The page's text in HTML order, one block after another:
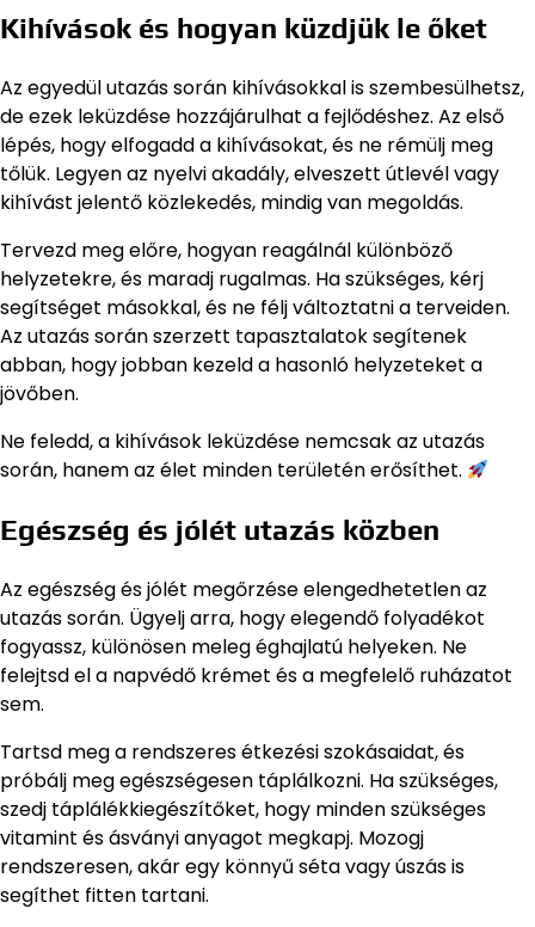
Kihívások és hogyan küzdjük le őket
Az egyedül utazás során kihívásokkal is szembesülhetsz,
de ezek leküzdése hozzájárulhat a fejlődéshez. Az első
lépés, hogy elfogadd a kihívásokat, és ne rémülj meg
tőlük. Legyen az nyelvi akadály, elveszett útlevél vagy
kihívást jelentő közlekedés, mindig van megoldás.
Tervezd meg előre, hogyan reagálnál különböző
helyzetekre, és maradj rugalmas. Ha szükséges, kérj
segítséget másokkal, és ne félj változtatni a terveiden.
Az utazás során szerzett tapasztalatok segítenek
abban, hogy jobban kezeld a hasonló helyzeteket a
jövőben.
Ne feledd, a kihívások leküzdése nemcsak az utazás
során, hanem az élet minden területén erősíthet.
Egészség és jólét utazás közben
Az egészség és jólét megőrzése elengedhetetlen az
utazás során. Ügyelj arra, hogy elegendő folyadékot
fogyassz, különösen meleg éghajlatú helyeken. Ne
felejtsd el a napvédő krémet és a megfelelő ruházatot
sem.
Tartsd meg a rendszeres étkezési szokásaidat, és
próbálj meg egészségesen táplálkozni. Ha szükséges,
szedj táplálékkiegészítőket, hogy minden szükséges
vitamint és ásványi anyagot megkapj. Mozogj
rendszeresen, akár egy könnyű séta vagy úszás is
segíthet fitten tartani.